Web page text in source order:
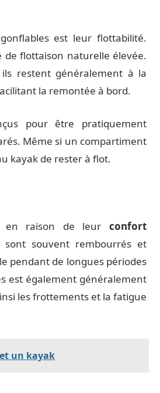
est leur flottabilité.
de flottaison naturelle élevée.
restent généralement à la
la remontée à bord.
pour être pratiquement
Même si un compartiment
kayak de rester à flot.
en raison de leurconfort
souvent rembourrés et
pendant de longues périodes
est également généralement
les frottements et la fatigue
un kayak